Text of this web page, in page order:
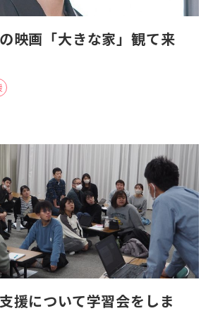
映画「大きな家」観て来
援について学習会をしま